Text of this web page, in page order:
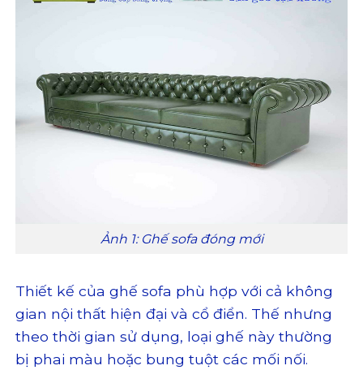
Ảnh 1: Ghế sofa đóng mới
Thiết kế của ghế sofa phù hợp với cả không
gian nội thất hiện đại và cổ điển. Thế nhưng
theo thời gian sử dụng, loại ghế này thường
bị phai màu hoặc bung tuột các mối nối.